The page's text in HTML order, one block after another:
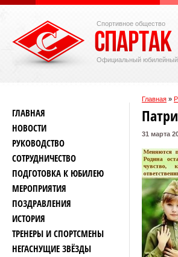
Спортивное общество
Официальный юбилейный
Главная »
ГЛАВНАЯ
НОВОСТИ
РУКОВОДСТВО
СОТРУДНИЧЕСТВО
ПОДГОТОВКА К ЮБИЛЕЮ
МЕРОПРИЯТИЯ
ПОЗДРАВЛЕНИЯ
ИСТОРИЯ
ТРЕНЕРЫ И СПОРТСМЕНЫ
НЕГАСНУЩИЕ ЗВЁЗДЫ
31 марта